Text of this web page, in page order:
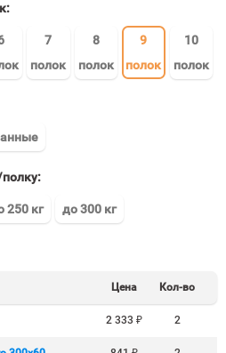
7
полок
8
полок
9
полок
10
полок
полку:
250 кг до 300 кг
Цена Кол-во
2 333 ₽ 2